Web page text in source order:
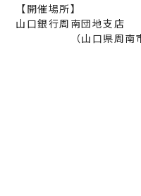
【開催場所】
山口銀行周南団地支店
（山口県周南市周